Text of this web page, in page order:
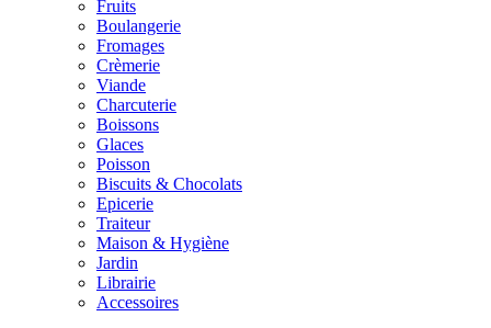
Fruits
Boulangerie
Fromages
Crèmerie
Viande
Charcuterie
Boissons
Glaces
Poisson
Biscuits & Chocolats
Epicerie
Traiteur
Maison & Hygiène
Jardin
Librairie
Accessoires